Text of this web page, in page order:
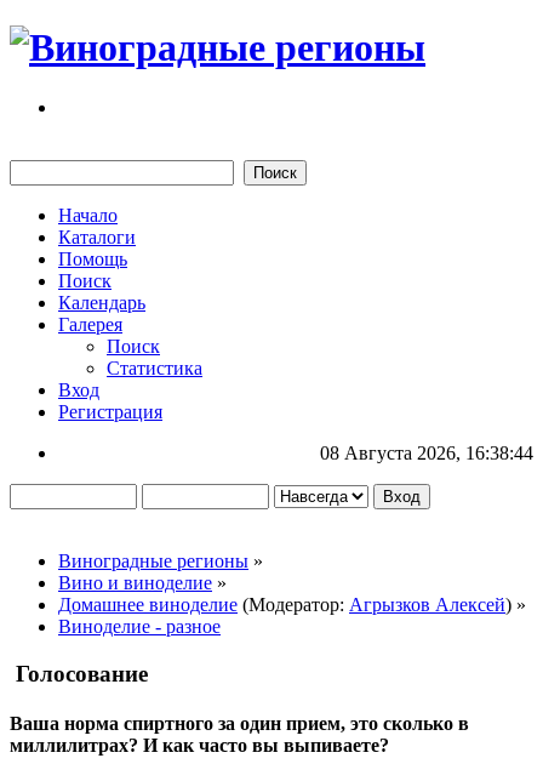
Начало
Каталоги
Помощь
Поиск
Календарь
Галерея
Поиск
Статистика
Вход
Регистрация
08 Августа 2026, 16:38:44
Виноградные регионы »
Вино и виноделие »
Домашнее виноделие (Модератор: Агрызков Алексей) »
Виноделие - разное
Голосование
Ваша норма спиртного за один прием, это сколько в
миллилитрах? И как часто вы выпиваете?